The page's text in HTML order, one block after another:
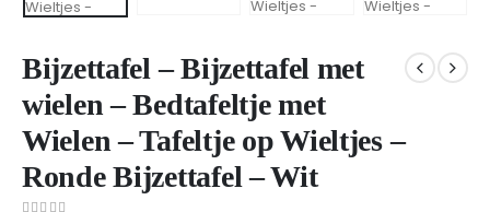
Bijzettafel – Bijzettafel met
wielen – Bedtafeltje met
Wielen – Tafeltje op Wieltjes –
Ronde Bijzettafel – Wit